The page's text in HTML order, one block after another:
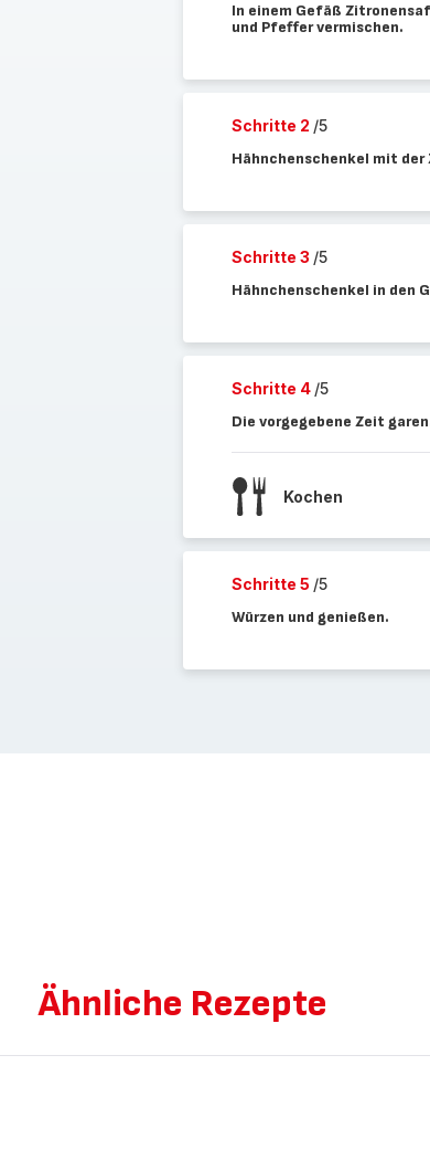
In einem Gefäß
und Pfeffer vermischen.
Schritte 2 /5
Hähnchenschenkel mit
Schritte 3 /5
Hähnchenschenkel in den
Schritte 4 /5
Die vorgegebene Zeit
Kochen
Schritte 5 /5
Würzen und genießen.
Ähnliche Rezepte